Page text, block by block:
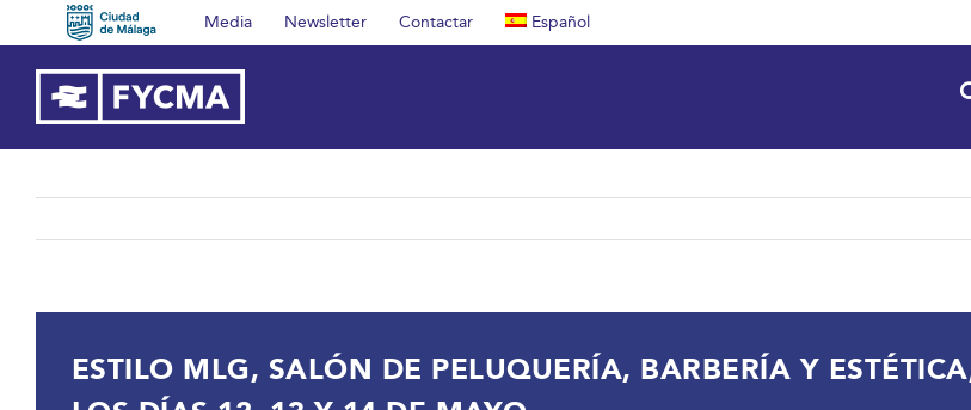
al
contenido
Media Newsletter Contactar Español
ESTILO MLG, SALÓN DE PELUQUERÍA, BARBERÍA Y